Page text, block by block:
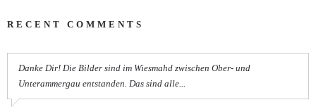
RECENT COMMENTS
Danke Dir! Die Bilder sind im Wiesmahd zwischen Ober- und
Unterammergau entstanden. Das sind alle...